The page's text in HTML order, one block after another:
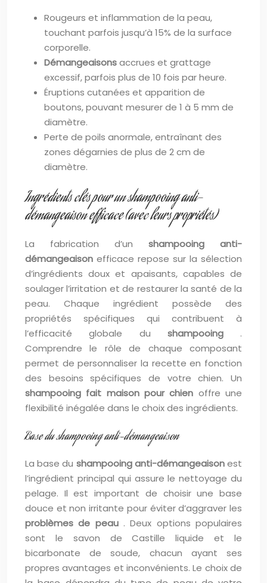
Rougeurs et inflammation de la peau,
touchant parfois jusqu’à 15% de la surface
corporelle.
Démangeaisonsaccrues et grattage
excessif, parfois plus de 10 fois par heure.
Éruptions cutanées et apparition de
boutons, pouvant mesurer de 1 à 5 mm de
diamètre.
Perte de poils anormale, entraînant des
zones dégarnies de plus de 2 cm de
diamètre.
Ingrédients clés pour un shampooing anti-
démangeaison efficace (avec leurs propriétés)
La fabrication d’un shampooing anti-
démangeaison efficace repose sur la sélection
d’ingrédients doux et apaisants, capables de
soulager l’irritation et de restaurer la santé de la
peau. Chaque ingrédient possède des
propriétés spécifiques qui contribuent à
l’efficacité globale du shampooing .
Comprendre le rôle de chaque composant
permet de personnaliser la recette en fonction
des besoins spécifiques de votre chien. Un
shampooing fait maison pour chien offre une
flexibilité inégalée dans le choix des ingrédients.
Base du shampooing anti-démangeaison
La base du shampooing anti-démangeaisonest
l’ingrédient principal qui assure le nettoyage du
pelage. Il est important de choisir une base
douce et non irritante pour éviter d’aggraver les
problèmes de peau . Deux options populaires
sont le savon de Castille liquide et le
bicarbonate de soude, chacun ayant ses
propres avantages et inconvénients. Le choix de